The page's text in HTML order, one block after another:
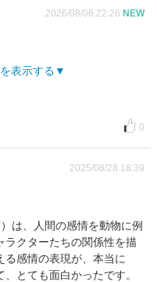
2026/08/06 22:26 NEW
表示する
0
2025/08/28 18:39
は、人間の感情を動物に例
ラクターたちの関係性を描
る感情の表現が、本当に
とても面白かったです。